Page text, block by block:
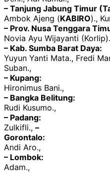
– Tanjung Jabung Timur
Ambok Ajeng (KABIRO).,
– Prov. Nusa Tenggara
Novia Ayu Wijayanti
– Kab. Sumba Barat Daya:
Yuyun Yanti Mata., Fredi
Suban.,
– Kupang:
Hironimus Bani.,
– Bangka Belitung:
Rudi Kusumo.,
– Padang:
Zulkifli., –
Gorontalo:
Andi Aro.,
– Lombok:
Adam.,